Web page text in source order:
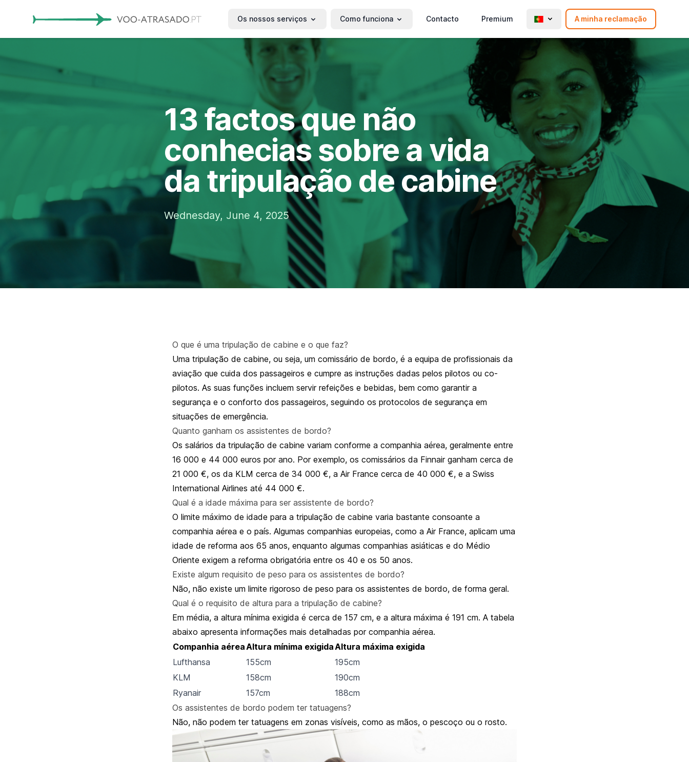
Os nossos serviços Como funciona Contacto Premium A minha reclamação
13 factos que não
conhecias sobre a vida
da tripulação de cabine
Wednesday, June 4, 2025
O que é uma tripulação de cabine e o que faz?
Uma tripulação de cabine, ou seja, um comissário de bordo, é a equipa de profissionais da
aviação que cuida dos passageiros e cumpre as instruções dadas pelos pilotos ou co-
pilotos. As suas funções incluem servir refeições e bebidas, bem como garantir a
segurança e o conforto dos passageiros, seguindo os protocolos de segurança em
situações de emergência.
Quanto ganham os assistentes de bordo?
Os salários da tripulação de cabine variam conforme a companhia aérea, geralmente entre
16 000 e 44 000 euros por ano. Por exemplo, os comissários da Finnair ganham cerca de
21 000 €, os da KLM cerca de 34 000 €, a Air France cerca de 40 000 €, e a Swiss
International Airlines até 44 000 €.
Qual é a idade máxima para ser assistente de bordo?
O limite máximo de idade para a tripulação de cabine varia bastante consoante a
companhia aérea e o país. Algumas companhias europeias, como a Air France, aplicam uma
idade de reforma aos 65 anos, enquanto algumas companhias asiáticas e do Médio
Oriente exigem a reforma obrigatória entre os 40 e os 50 anos.
Existe algum requisito de peso para os assistentes de bordo?
Não, não existe um limite rigoroso de peso para os assistentes de bordo, de forma geral.
Qual é o requisito de altura para a tripulação de cabine?
Em média, a altura mínima exigida é cerca de 157 cm, e a altura máxima é 191 cm. A tabela
abaixo apresenta informações mais detalhadas por companhia aérea.
Companhia aérea Altura mínima exigida Altura máxima exigida
Lufthansa
155cm
195cm
KLM
158cm
190cm
Ryanair
157cm
188cm
Os assistentes de bordo podem ter tatuagens?
Não, não podem ter tatuagens em zonas visíveis, como as mãos, o pescoço ou o rosto.